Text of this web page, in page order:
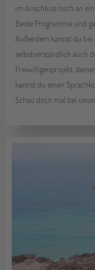
im Anschluss noch an
Beide Programme sind
Außerdem kannst du
selbstverständlich auch
Freiwilligenprojekt,
kannst du einen
Schau doch mal bei